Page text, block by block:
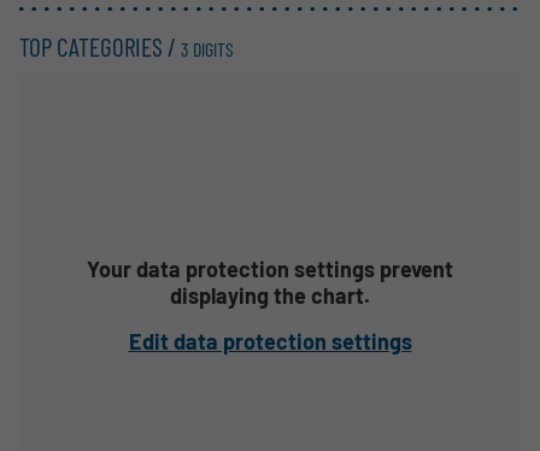
TOP CATEGORIES / 3 DIGITS
Your data protection settings prevent
displaying the chart.
Edit data protection settings